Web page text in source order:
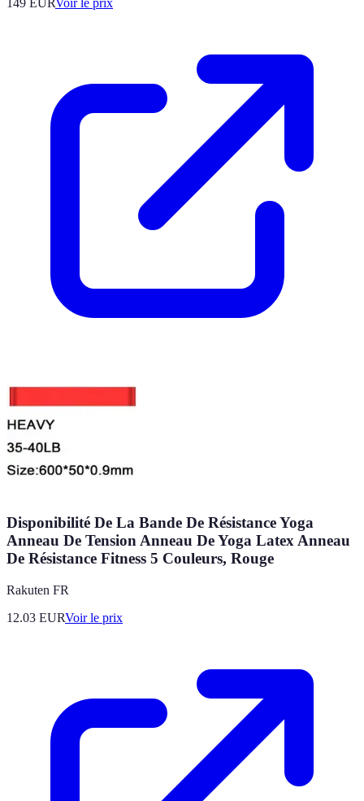
149 EURVoir le prix
Disponibilité De La Bande De Résistance Yoga
Anneau De Tension Anneau De Yoga Latex Anneau
De Résistance Fitness 5 Couleurs, Rouge
Rakuten FR
12.03 EURVoir le prix